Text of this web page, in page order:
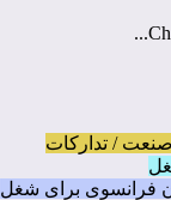
/ تدارکات
فرانسوی برای شغل